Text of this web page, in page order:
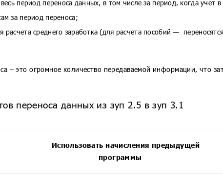
период переноса данных, в том числе за период, когда учет
за период переноса;
расчета среднего заработка (для расчета пособий —
– это огромное количество передаваемой информации, что
переноса данных из зуп 2.5 в зуп 3.1
Использовать начисления предыдущей
программы